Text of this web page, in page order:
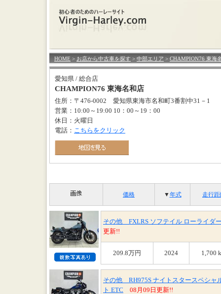
HOME > お店から中古車を探す > 中部エリア > CHAMPION76 東海
愛知県 / 総合店
CHAMPION76 東海名和店
住所：〒476-0002 愛知県東海市名和町3番割中31－1
営業：10:00～19:00 10：00～19：00
休日：火曜日
電話： こちらをクリック
価格 ▼年式 走行
その他 FXLRS ソフテイル ローライダ
更新!!
209.8万円 2024 1,700
その他 RH975S ナイトスタースペシャ
ト ETC
08月09日更新!!